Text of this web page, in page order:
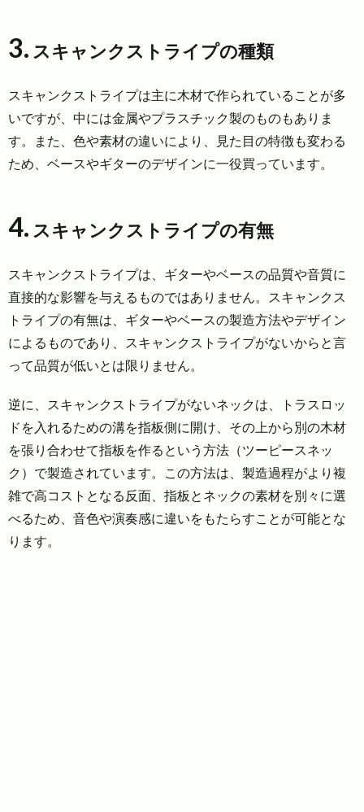
3. スキャンクストライプの種類
スキャンクストライプは主に木材で作られていることが多
いですが、中には金属やプラスチック製のものもありま
す。また、色や素材の違いにより、見た目の特徴も変わる
ため、ベースやギターのデザインに一役買っています。
4. スキャンクストライプの有無
スキャンクストライプは、ギターやベースの品質や音質に
直接的な影響を与えるものではありません。スキャンクス
トライプの有無は、ギターやベースの製造方法やデザイン
によるものであり、スキャンクストライプがないからと言
って品質が低いとは限りません。
逆に、スキャンクストライプがないネックは、トラスロッ
ドを入れるための溝を指板側に開け、その上から別の木材
を張り合わせて指板を作るという方法（ツーピースネッ
ク）で製造されています。この方法は、製造過程がより複
雑で高コストとなる反面、指板とネックの素材を別々に選
べるため、音色や演奏感に違いをもたらすことが可能とな
ります。